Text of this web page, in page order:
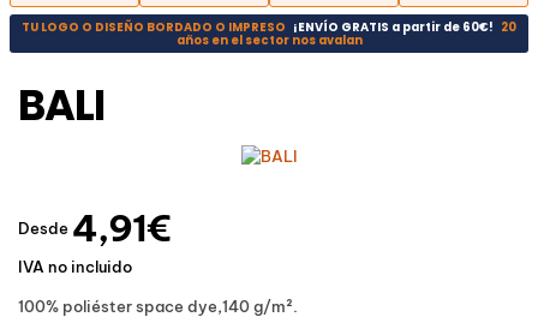
TU LOGO O DISEÑO BORDADO O IMPRESO ¡ENVÍO GRATIS a partir de 60€! 20
años en el sector nos avalan
BALI
100% poliéster space dye,140 g/m².
Desde 4,91€
IVA no incluido